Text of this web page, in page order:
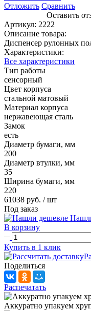
Отложить Сравнить
Оставить
Артикул: 2222
Описание товара:
Диспенсер рулонных
Характеристики:
Все характеристики
Тип работы
сенсорный
Цвет корпуса
стальной матовый
Материал корпуса
нержавеющая сталь
Замок
есть
Диаметр бумаги, мм
200
Диаметр втулки, мм
35
Ширина бумаги, мм
220
61038 руб. / шт
Под заказ
В корзину
Купить в 1 клик
Поделиться
Распечатать
Аккуратно упакуем